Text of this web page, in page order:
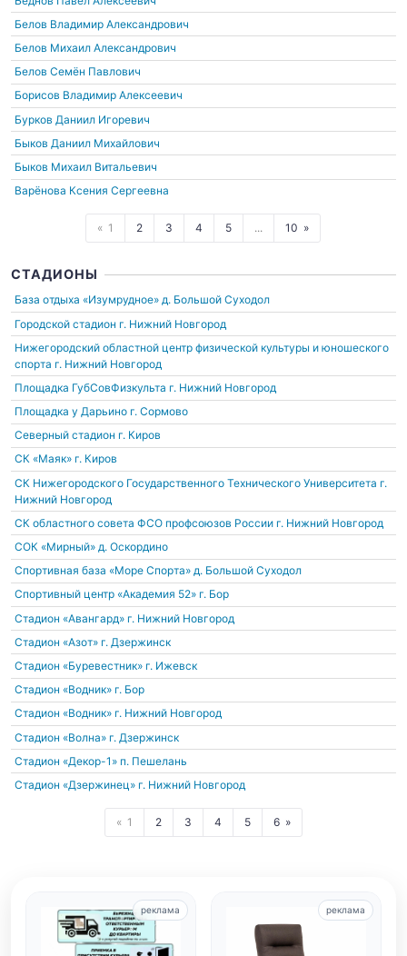
Белов Владимир Александрович
Белов Михаил Александрович
Белов Семён Павлович
Борисов Владимир Алексеевич
Бурков Даниил Игоревич
Быков Даниил Михайлович
Быков Михаил Витальевич
Варёнова Ксения Сергеевна
1 2 3 4 5 ... 10
СТАДИОНЫ
База отдыха «Изумрудное» д. Большой Суходол
Городской стадион г. Нижний Новгород
Нижегородский областной центр физической культуры и юношеского
спорта г. Нижний Новгород
Площадка ГубСовФизкульта г. Нижний Новгород
Площадка у Дарьино г. Сормово
Северный стадион г. Киров
СК «Маяк» г. Киров
СК Нижегородского Государственного Технического Университета г.
Нижний Новгород
СК областного совета ФСО профсоюзов России г. Нижний Новгород
СОК «Мирный» д. Оскордино
Спортивная база «Море Спорта» д. Большой Суходол
Спортивный центр «Академия 52» г. Бор
Стадион «Авангард» г. Нижний Новгород
Стадион «Азот» г. Дзержинск
Стадион «Буревестник» г. Ижевск
Стадион «Водник» г. Бор
Стадион «Водник» г. Нижний Новгород
Стадион «Волна» г. Дзержинск
Стадион «Декор-1» п. Пешелань
Стадион «Дзержинец» г. Нижний Новгород
1 2 3 4 5 6
реклама реклама